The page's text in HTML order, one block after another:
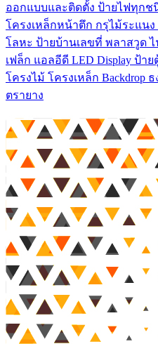
ออกแบบและติดตั้ง ป้ายไฟทุกช
โครงเหล็กหน้าตึก กรุไม้ระแน
โลหะ ป้ายบ้านเลขที่ พลาสวูด
เฟล็ก แอลอีดี LED Display ป้า
โครงไม้ โครงเหล็ก Backdrop
ตรายาง